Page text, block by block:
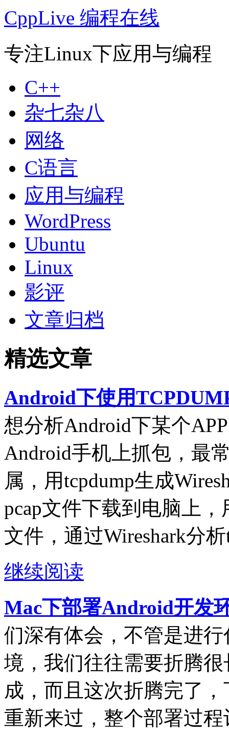
CppLive 编程在线
专注Linux下应用与编程
C++
杂七杂八
网络
C语言
应用与编程
WordPress
Ubuntu
Linux
影评
文章归档
精选文章
Android下使用
想分析Android下某个
Android手机上抓包，最
属，用tcpdump生成
pcap文件下载到电脑上，
文件，通过Wireshark分
继续阅读
Mac下部署Android开发
们深有体会，不管是进
境，我们往往需要折腾
成，而且这次折腾完了
重新来过，整个部署过